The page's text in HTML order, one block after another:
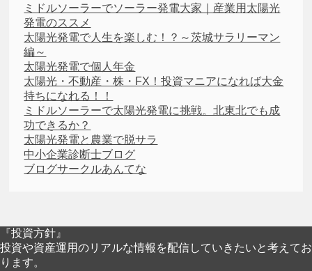
ミドルソーラーでソーラー発電大家｜産業用太陽光
発電のススメ
太陽光発電で人生を楽しむ！？～茨城サラリーマン
編～
太陽光発電で個人年金
太陽光・不動産・株・FX！投資マニアになれば大金
持ちになれる！！
ミドルソーラーで太陽光発電に挑戦。北東北でも成
功できるか？
太陽光発電と農業で脱サラ
中小企業診断士ブログ
ブログサークルあんてな
『投資方針』
投資や資産運用のリアルな情報を配信していきたいと考えてお
ります。